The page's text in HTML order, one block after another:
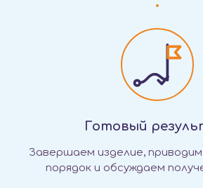
Готовый
Завершаем изделие,
порядок и обсуждаем